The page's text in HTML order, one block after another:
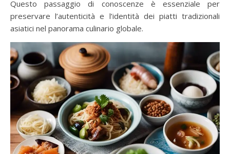
Questo passaggio di conoscenze è essenziale per
preservare l’autenticità e l’identità dei piatti tradizionali
asiatici nel panorama culinario globale.